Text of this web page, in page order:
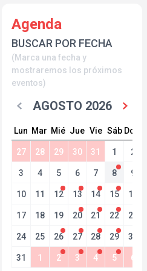
Agenda
BUSCAR POR FECHA
(Marca una fecha y
mostraremos los próximos
eventos)
AGOSTO 2026
Lun Mar Mié Jue Vie Sáb Dom
27 28 29 30 31 1 2
3 4 5 6 7 8 9
10 11 12 13 14 15 16
17 18 19 20 21 22 23
24 25 26 27 28 29 30
31 1 2 3 4 5 6